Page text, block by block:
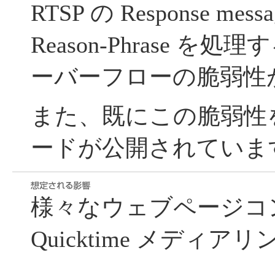
RTSP の Response
Reason-Phrase を処理
ーバーフローの脆弱
また、既にこの脆弱
ードが公開されていま
様々なウェブページ
Quicktime メディアリ